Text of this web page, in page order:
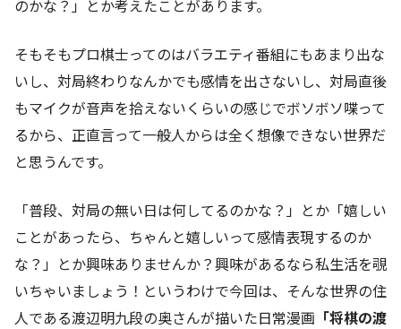
のかな？」とか考えたことがあります。
そもそもプロ棋士ってのはバラエティ番組にもあまり出な
いし、対局終わりなんかでも感情を出さないし、対局直後
もマイクが音声を拾えないくらいの感じでボソボソ喋って
るから、正直言って一般人からは全く想像できない世界だ
と思うんです。
「普段、対局の無い日は何してるのかな？」とか「嬉しい
ことがあったら、ちゃんと嬉しいって感情表現するのか
な？」とか興味ありませんか？興味があるなら私生活を覗
いちゃいましょう！というわけで今回は、そんな世界の住
人である渡辺明九段の奥さんが描いた日常漫画 「将棋の渡